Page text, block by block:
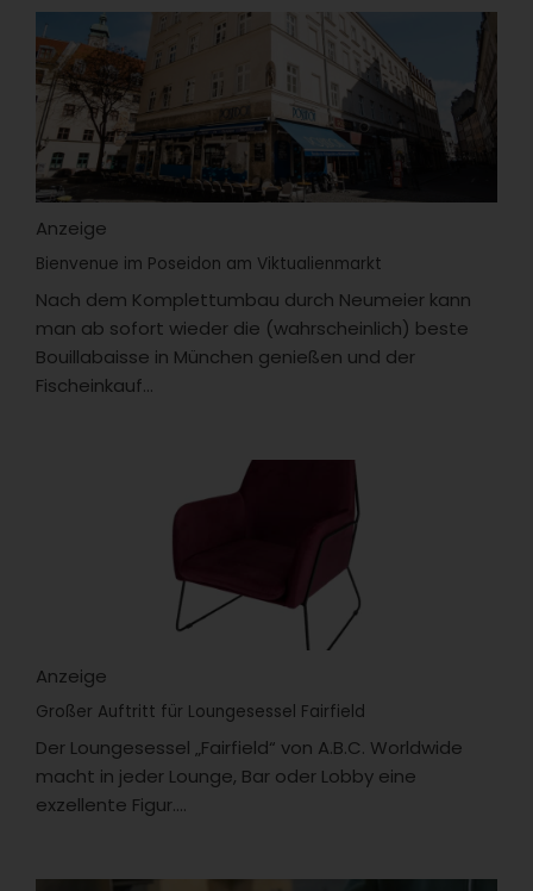
Anzeige
Bienvenue im Poseidon am Viktualienmarkt
Nach dem Komplettumbau durch Neumeier kann
man ab sofort wieder die (wahrscheinlich) beste
Bouillabaisse in München genießen und der
Fischeinkauf...
Anzeige
Großer Auftritt für Loungesessel Fairfield
Der Loungesessel „Fairfield“ von A.B.C. Worldwide
macht in jeder Lounge, Bar oder Lobby eine
exzellente Figur....